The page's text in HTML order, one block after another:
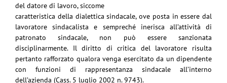
del datore di lavoro, siccome
caratteristica della dialettica sindacale, ove posta in essere dal
lavoratore sindacalista e sempreché inerisca all’attività di
patronato sindacale, non può essere sanzionata
disciplinarmente. Il diritto dicritica del lavoratore risulta
pertanto rafforzato qualora venga esercitato da un dipendente
con funzioni di rappresentanza sindacale all’interno
dell’azienda (Cass. 5 luglio 2002 n. 9743).